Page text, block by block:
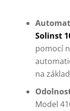
Solinst
pomocí
na
Model